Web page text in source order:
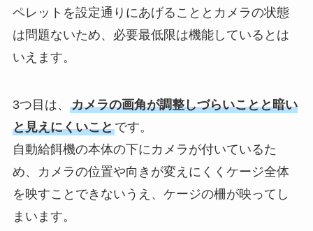
ペレットを設定通りにあげることとカメラの状態
は問題ないため、必要最低限は機能しているとは
いえます。
3つ目は、 カメラの画角が調整しづらいことと暗い
と見えにくいことです。
自動給餌機の本体の下にカメラが付いているた
め、カメラの位置や向きが変えにくくケージ全体
を映すことできないうえ、ケージの柵が映ってし
まいます。